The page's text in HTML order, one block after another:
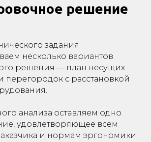
решение
задания
несколько вариантов
решения — план несущих
перегородок с расстановкой
анализа оставляем одно
удовлетворяющее всем
и нормам эргономики.